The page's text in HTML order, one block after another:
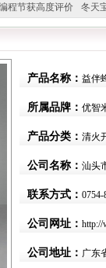
程节获高度评价
冬天
比较特殊。”
妇幼广场
产品名称： 益伴
所属品牌： 优智
产品分类： 清火
公司名称： 汕头
联系方式： 0754-
公司网址： http://
公司地址： 广东